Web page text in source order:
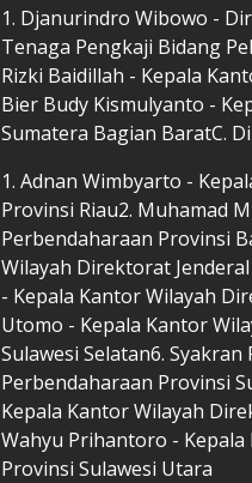
1. Djanurindro Wibowo -
Tenaga Pengkaji Bidang
Rizki Baidillah - Kepala
Bier Budy Kismulyanto -
Sumatera Bagian BaratC.
1. Adnan Wimbyarto -
Provinsi Riau2. Muhamad
Perbendaharaan Provinsi
Wilayah Direktorat
- Kepala Kantor Wilayah
Utomo - Kepala Kantor
Sulawesi Selatan6.
Perbendaharaan Provinsi
Kepala Kantor Wilayah
Wahyu Prihantoro -
Provinsi Sulawesi Utara